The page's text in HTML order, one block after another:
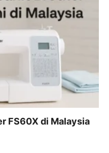
FS60X di Malaysia